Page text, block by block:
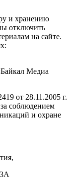
и хранению
отключить
на сайте.
Медиа
от 28.11.2005 г.
соблюдением
и охране